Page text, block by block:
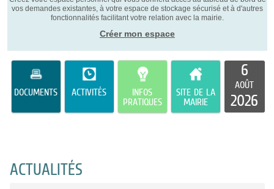
vos demandes existantes, à votre espace de stockage sécurisé et à d'autres
fonctionnalités facilitant votre relation avec la mairie.
Créer mon espace
DOCUMENTS ACTIVITÉS
INFOS
PRATIQUES
SITE DE LA
MAIRIE
6
AOÛT
2026
ACTUALITÉS